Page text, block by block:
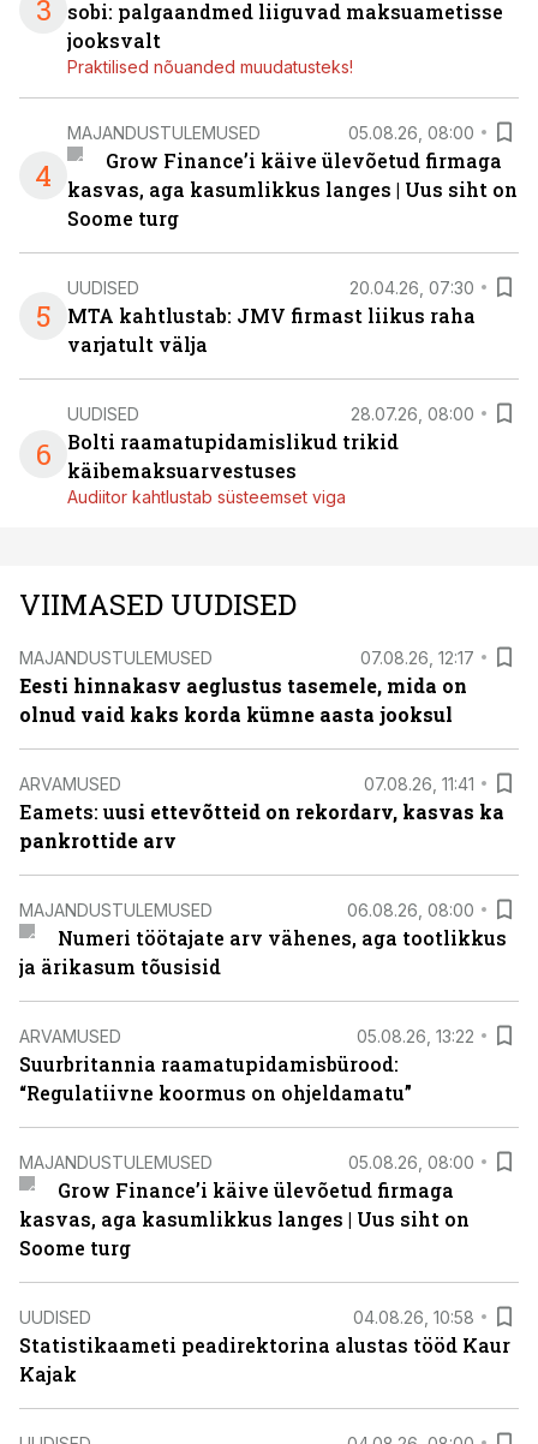
3
sobi: palgaandmed liiguvad maksuametisse
jooksvalt
Praktilised nõuanded muudatusteks!
4
MAJANDUSTULEMUSED 05.08.26, 08:00
Grow Finance’i käive ülevõetud firmaga
kasvas, aga kasumlikkus langes | Uus siht on
Soome turg
5
UUDISED 20.04.26, 07:30
MTA kahtlustab: JMV firmast liikus raha
varjatult välja
6
UUDISED 28.07.26, 08:00
Bolti raamatupidamislikud trikid
käibemaksuarvestuses
Audiitor kahtlustab süsteemset viga
VIIMASED UUDISED
MAJANDUSTULEMUSED 07.08.26, 12:17
Eesti hinnakasv aeglustus tasemele, mida on
olnud vaid kaks korda kümne aasta jooksul
ARVAMUSED 07.08.26, 11:41
Eamets: uusi ettevõtteid on rekordarv, kasvas ka
pankrottide arv
MAJANDUSTULEMUSED 06.08.26, 08:00
Numeri töötajate arv vähenes, aga tootlikkus
ja ärikasum tõusisid
ARVAMUSED 05.08.26, 13:22
Suurbritannia raamatupidamisbürood:
“Regulatiivne koormus on ohjeldamatu”
MAJANDUSTULEMUSED 05.08.26, 08:00
Grow Finance’i käive ülevõetud firmaga
kasvas, aga kasumlikkus langes | Uus siht on
Soome turg
UUDISED 04.08.26, 10:58
Statistikaameti peadirektorina alustas tööd Kaur
Kajak